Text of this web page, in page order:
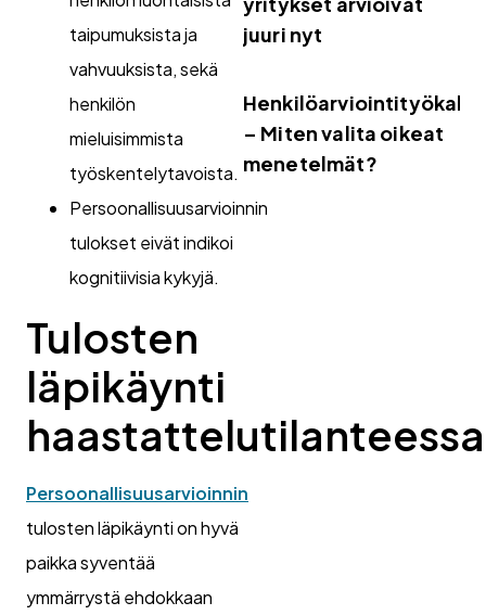
taipumuksista ja
vahvuuksista, sekä
henkilön
mieluisimmista
työskentelytavoista.
Persoonallisuusarvioinnin
tulokset eivät indikoi
kognitiivisia kykyjä.
Tulosten
läpikäynti
haastattelutilanteessa
Persoonallisuusarvioinnin
tulosten läpikäynti on hyvä
paikka syventää
ymmärrystä ehdokkaan
juuri nyt
Henkilöarviointityökalut
– Miten valita oikeat
menetelmät?